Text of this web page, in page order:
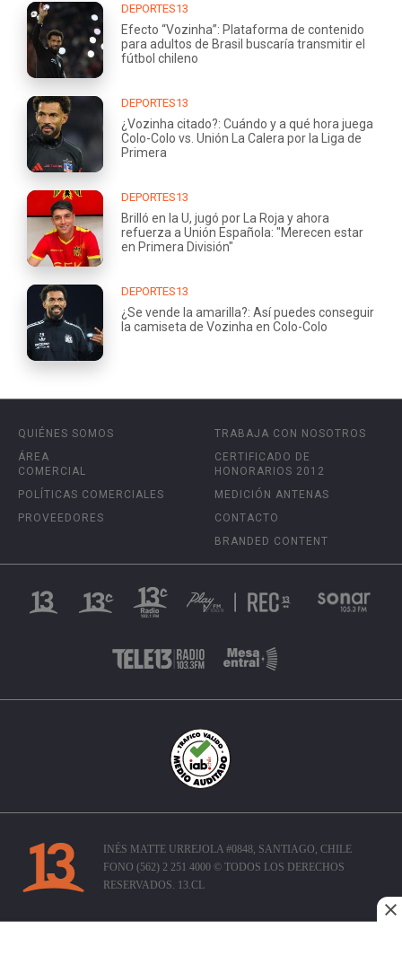
DEPORTES13
Efecto “Vozinha”: Plataforma de contenido
para adultos de Brasil buscaría transmitir el
fútbol chileno
DEPORTES13
¿Vozinha citado?: Cuándo y a qué hora juega
Colo-Colo vs. Unión La Calera por la Liga de
Primera
DEPORTES13
Brilló en la U, jugó por La Roja y ahora
refuerza a Unión Española: "Merecen estar
en Primera División"
DEPORTES13
¿Se vende la amarilla?: Así puedes conseguir
la camiseta de Vozinha en Colo-Colo
QUIÉNES SOMOS
ÁREA
COMERCIAL
POLÍTICAS COMERCIALES
PROVEEDORES
TRABAJA CON NOSOTROS
CERTIFICADO DE
HONORARIOS 2012
MEDICIÓN ANTENAS
CONTACTO
BRANDED CONTENT
INÉS MATTE URREJOLA #0848, SANTIAGO, CHILE
FONO (562) 2 251 4000 © TODOS LOS DERECHOS
RESERVADOS. 13.CL